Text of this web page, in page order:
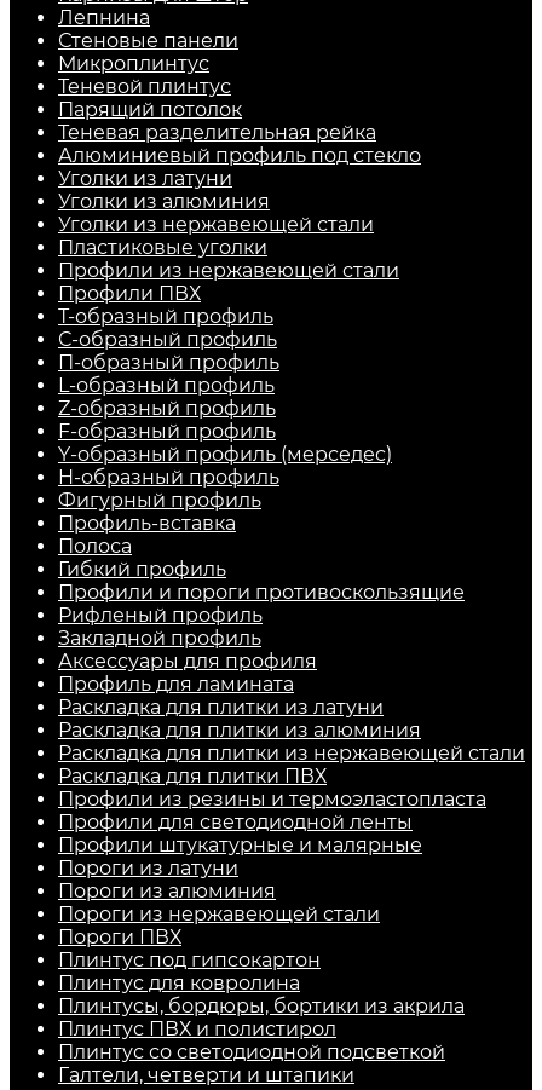
Лепнина
Стеновые панели
Микроплинтус
Теневой плинтус
Парящий потолок
Теневая разделительная рейка
Алюминиевый профиль под стекло
Уголки из латуни
Уголки из алюминия
Уголки из нержавеющей стали
Пластиковые уголки
Профили из нержавеющей стали
Профили ПВХ
Т-образный профиль
С-образный профиль
П-образный профиль
L-образный профиль
Z-образный профиль
F-образный профиль
Y-образный профиль (мерседес)
H-образный профиль
Фигурный профиль
Профиль-вставка
Полоса
Гибкий профиль
Профили и пороги противоскользящие
Рифленый профиль
Закладной профиль
Аксессуары для профиля
Профиль для ламината
Раскладка для плитки из латуни
Раскладка для плитки из алюминия
Раскладка для плитки из нержавеющей стали
Раскладка для плитки ПВХ
Профили из резины и термоэластопласта
Профили для светодиодной ленты
Профили штукатурные и малярные
Пороги из латуни
Пороги из алюминия
Пороги из нержавеющей стали
Пороги ПВХ
Плинтус под гипсокартон
Плинтус для ковролина
Плинтусы, бордюры, бортики из акрила
Плинтус ПВХ и полистирол
Плинтус со светодиодной подсветкой
Галтели, четверти и штапики